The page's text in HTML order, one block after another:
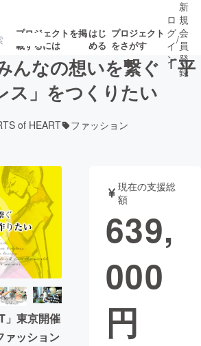
プロジェクトを掲
載するには
はじ
める
プロジェクト
をさがす
クト
ロジェクト
真 音楽
ー・ガジェット ゲーム・サ
起業
・地域活性化
ロ
グ
イ
ン
/
新
規
会
員
登
録
んなの想いを繋ぐ「平
ス」をつくりたい
of HEART ファッション
」東京開催
ァッション
現在の支援総
額
639,
000
円